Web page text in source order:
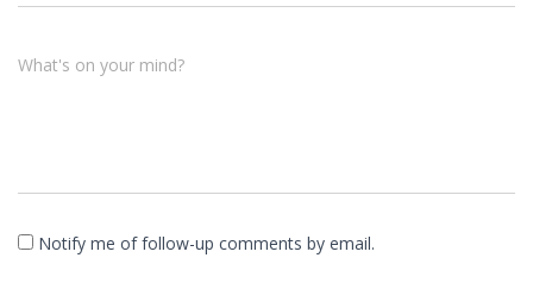
What's on your mind?
Notify me of follow-up comments by email.